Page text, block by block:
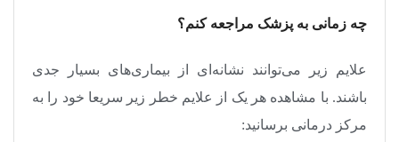
چه زمانی به پزشک مراجعه کنم؟
علایم زیر می‌توانند نشانه‌ای از بیماری‌های بسیار جدی
باشند. با مشاهده هر یک از علایم خطر زیر سریعا خود را به
مرکز درمانی برسانید: